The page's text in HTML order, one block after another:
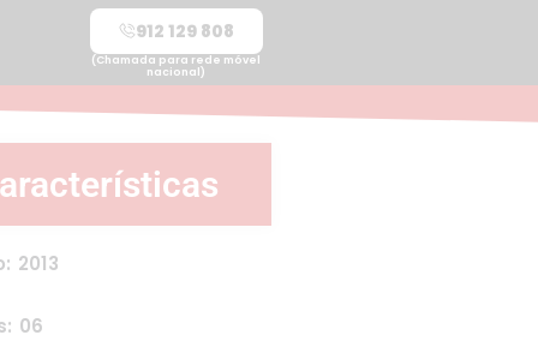
912 129 808
(Chamada para rede móvel
nacional)
2013
06